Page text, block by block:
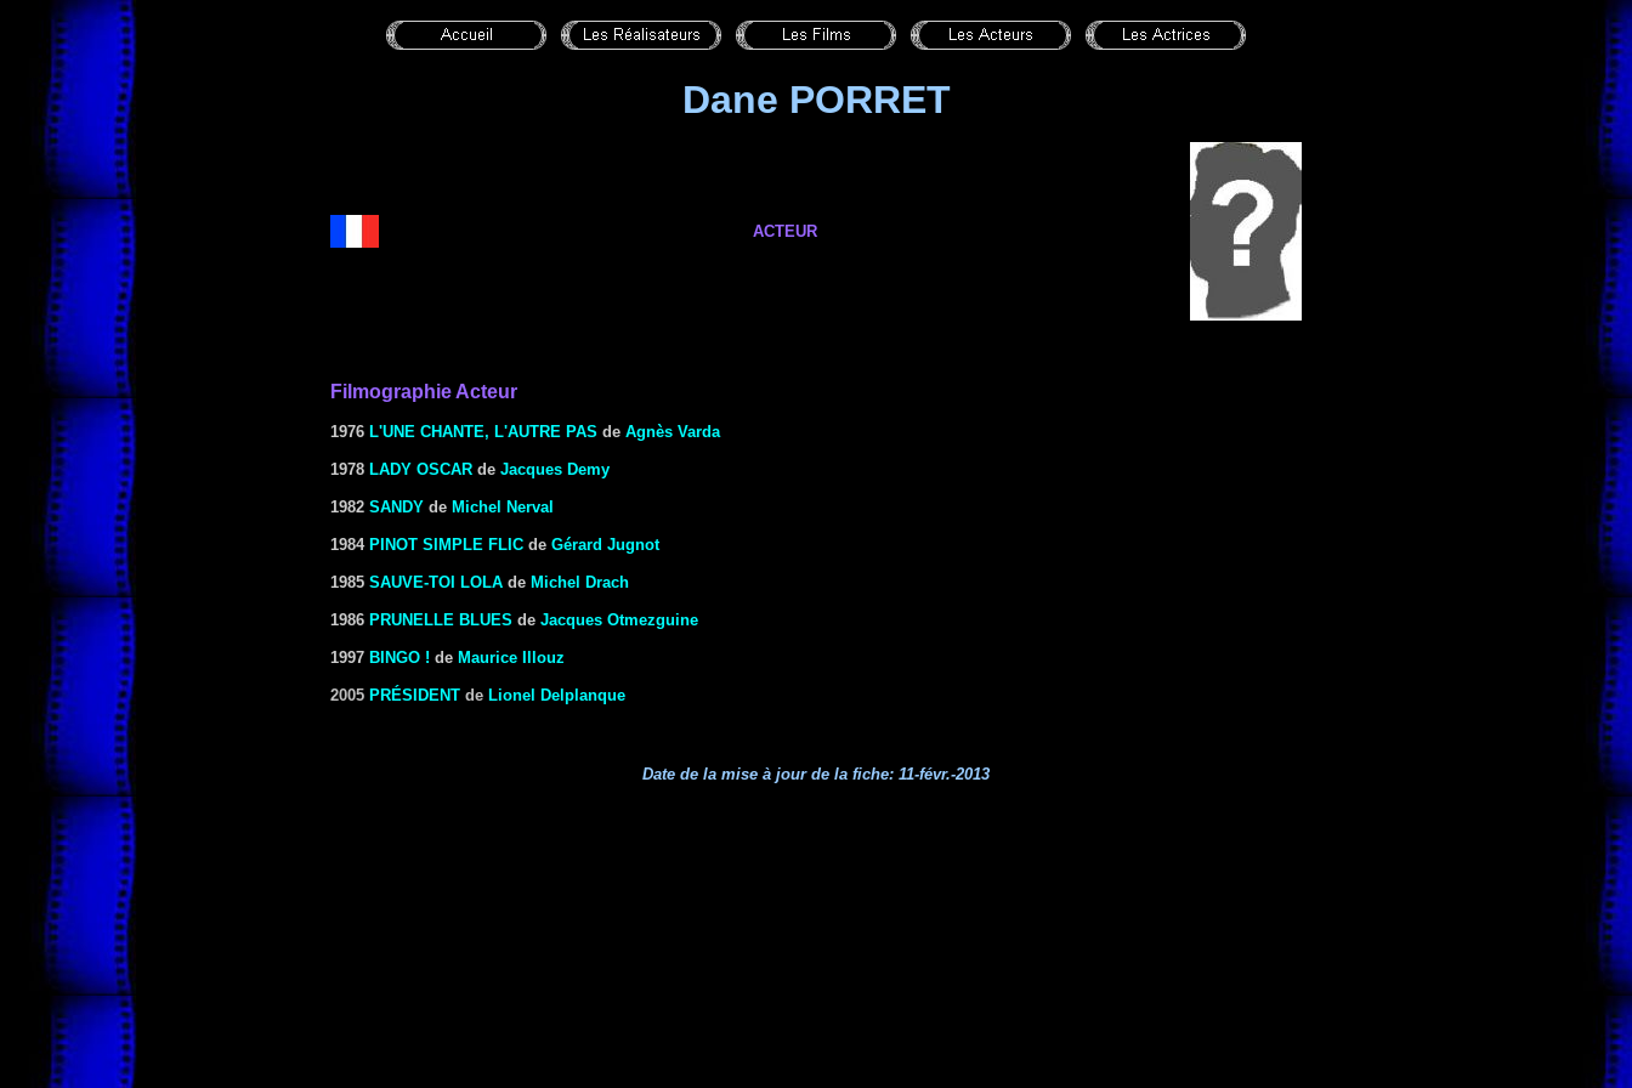
Dane PORRET
ACTEUR
Filmographie Acteur
1976 L'UNE CHANTE, L'AUTRE PAS de Agnès Varda
1978 LADY OSCAR de Jacques Demy
1982 SANDY de Michel Nerval
1984 PINOT SIMPLE FLIC de Gérard Jugnot
1985 SAUVE-TOI LOLA de Michel Drach
1986 PRUNELLE BLUES de Jacques Otmezguine
1997 BINGO ! de Maurice Illouz
2005 PRÉSIDENT de Lionel Delplanque
Date de la mise à jour de la fiche: 11-févr.-2013